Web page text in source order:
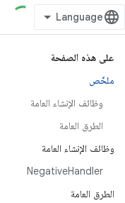
على هذه الصفحة
ملخّص
وظائف الإنشاء العامة
الطرق العامة
وظائف الإنشاء العامة
NegativeHandler
الطرق العامة